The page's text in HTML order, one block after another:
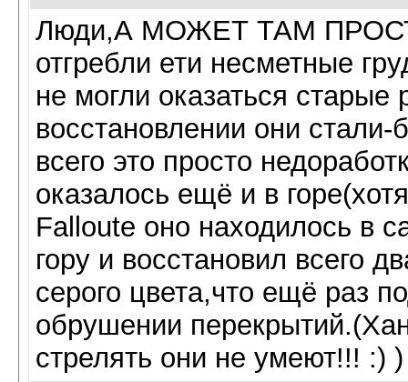
Люди,А МОЖЕТ ТАМ
отгребли ети несметные
не могли оказаться
восстановлении они
всего это просто
оказалось ещё и в
Falloute оно находилось в
гору и восстановил всего
серого цвета,что ещё раз
обрушении
стрелять они не умеют!!! :) )